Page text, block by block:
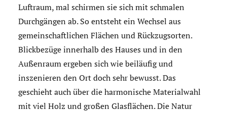
Luftraum, mal schirmen sie sich mit schmalen
Durchgängen ab. So entsteht ein Wechsel aus
gemeinschaftlichen Flächen und Rückzugsorten.
Blickbezüge innerhalb des Hauses und in den
Außenraum ergeben sich wie beiläufig und
inszenieren den Ort doch sehr bewusst. Das
geschieht auch über die harmonische Materialwahl
mit viel Holz und großen Glasflächen. Die Natur